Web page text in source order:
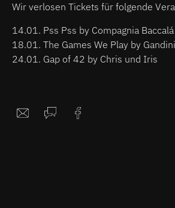
Wir verlosen Tickets für folgende
14.01. Pss Pss by Compagnia Baccalá
18.01. The Games We Play by
24.01. Gap of 42 by Chris und Iris